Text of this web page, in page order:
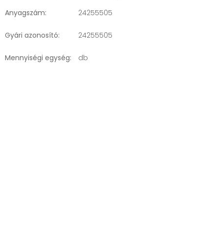
Anyagszám: 24255505
Gyári azonosító: 24255505
Mennyiségi egység: db